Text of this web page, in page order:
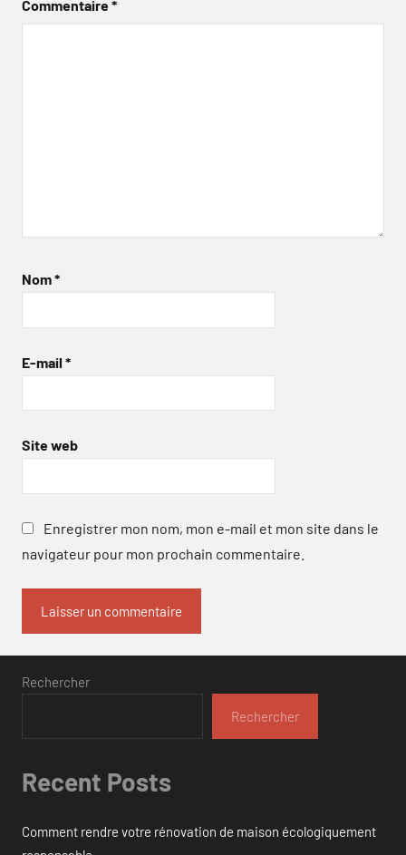
Commentaire*
Nom*
E-mail *
Site web
Enregistrer mon nom, mon e-mail et mon site dans le
navigateur pour mon prochain commentaire.
Rechercher
Rechercher
Recent Posts
Comment rendre votre rénovation de maison écologiquement